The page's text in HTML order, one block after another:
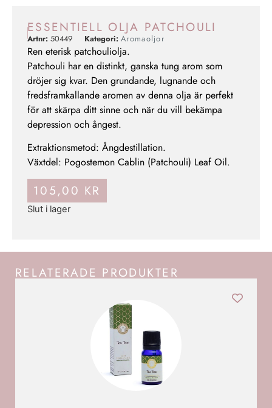
ESSENTIELL OLJA PATCHOULI
Artnr: 50449 Kategori: Aromaoljor
Ren eterisk patchouliolja.
Patchouli har en distinkt, ganska tung arom som
dröjer sig kvar. Den grundande, lugnande och
fredsframkallande aromen av denna olja är perfekt
för att skärpa ditt sinne och när du vill bekämpa
depression och ångest.
Extraktionsmetod: Ångdestillation.
Växtdel: Pogostemon Cablin (Patchouli) Leaf Oil.
105,00 KR
Slut i lager
RELATERADE PRODUKTER